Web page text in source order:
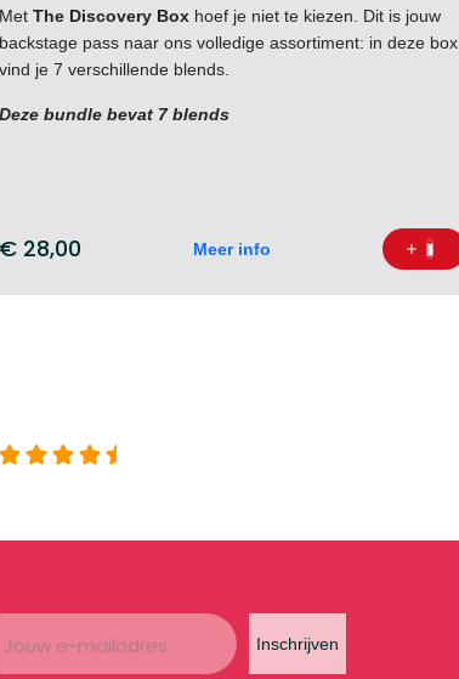
Met The Discovery Box hoef je niet te kiezen. Dit is jouw
backstage pass naar ons volledige assortiment: in deze box
vind je 7 verschillende blends.
Deze bundle bevat 7 blends
€ 28,00 Meer info
Inschrijven